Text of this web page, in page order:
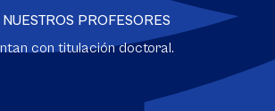
NUESTROS PROFESORES
con titulación doctoral.